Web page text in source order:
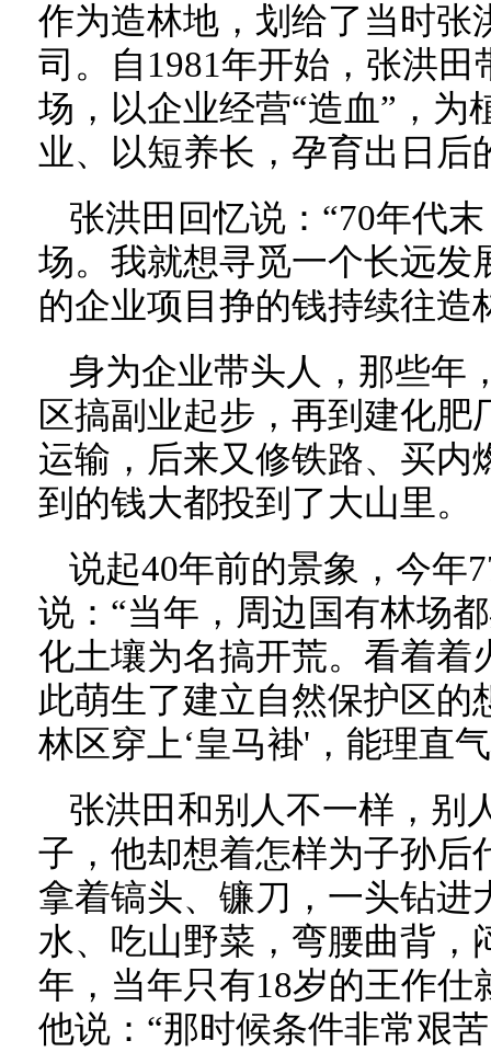
作为造林地，划给了当时张
司。自1981年开始，张洪
场，以企业经营“造血”，为
业、以短养长，孕育出日后
张洪田回忆说：“70年代
场。我就想寻觅一个长远发
的企业项目挣的钱持续往造
身为企业带头人，那些年
区搞副业起步，再到建化
运输，后来又修铁路、买内
到的钱大都投到了大山里。
说起40年前的景象，今年
说：“当年，周边国有林场
化土壤为名搞开荒。看着着
此萌生了建立自然保护区的
林区穿上‘皇马褂'，能理直
张洪田和别人不一样，别
子，他却想着怎样为子孙后
拿着镐头、镰刀，一头钻进
水、吃山野菜，弯腰曲背，
年，当年只有18岁的王作
他说：“那时候条件非常艰